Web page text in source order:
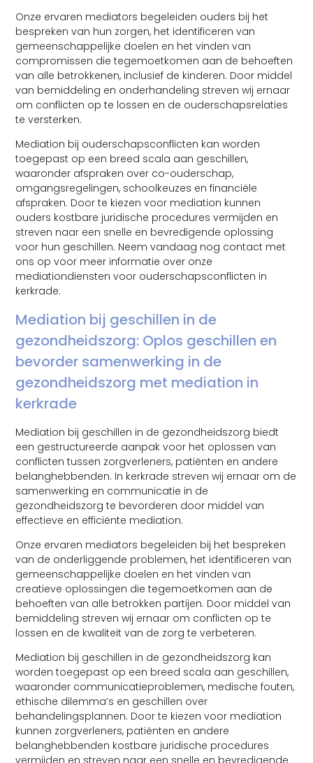
Onze ervaren mediators begeleiden ouders bij het
bespreken van hun zorgen, het identificeren van
gemeenschappelijke doelen en het vinden van
compromissen die tegemoetkomen aan de behoeften
van alle betrokkenen, inclusief de kinderen. Door middel
van bemiddeling en onderhandeling streven wij ernaar
om conflicten op te lossen en de ouderschapsrelaties
te versterken.
Mediation bij ouderschapsconflicten kan worden
toegepast op een breed scala aan geschillen,
waaronder afspraken over co-ouderschap,
omgangsregelingen, schoolkeuzes en financiële
afspraken. Door te kiezen voor mediation kunnen
ouders kostbare juridische procedures vermijden en
streven naar een snelle en bevredigende oplossing
voor hun geschillen. Neem vandaag nog contact met
ons op voor meer informatie over onze
mediationdiensten voor ouderschapsconflicten in
kerkrade.
Mediation bij geschillen in de
gezondheidszorg: Oplos geschillen en
bevorder samenwerking in de
gezondheidszorg met mediation in
kerkrade
Mediation bij geschillen in de gezondheidszorg biedt
een gestructureerde aanpak voor het oplossen van
conflicten tussen zorgverleners, patiënten en andere
belanghebbenden. In kerkrade streven wij ernaar om de
samenwerking en communicatie in de
gezondheidszorg te bevorderen door middel van
effectieve en efficiënte mediation.
Onze ervaren mediators begeleiden bij het bespreken
van de onderliggende problemen, het identificeren van
gemeenschappelijke doelen en het vinden van
creatieve oplossingen die tegemoetkomen aan de
behoeften van alle betrokken partijen. Door middel van
bemiddeling streven wij ernaar om conflicten op te
lossen en de kwaliteit van de zorg te verbeteren.
Mediation bij geschillen in de gezondheidszorg kan
worden toegepast op een breed scala aan geschillen,
waaronder communicatieproblemen, medische fouten,
ethische dilemma’s en geschillen over
behandelingsplannen. Door te kiezen voor mediation
kunnen zorgverleners, patiënten en andere
belanghebbenden kostbare juridische procedures